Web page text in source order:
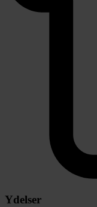
Ydelser